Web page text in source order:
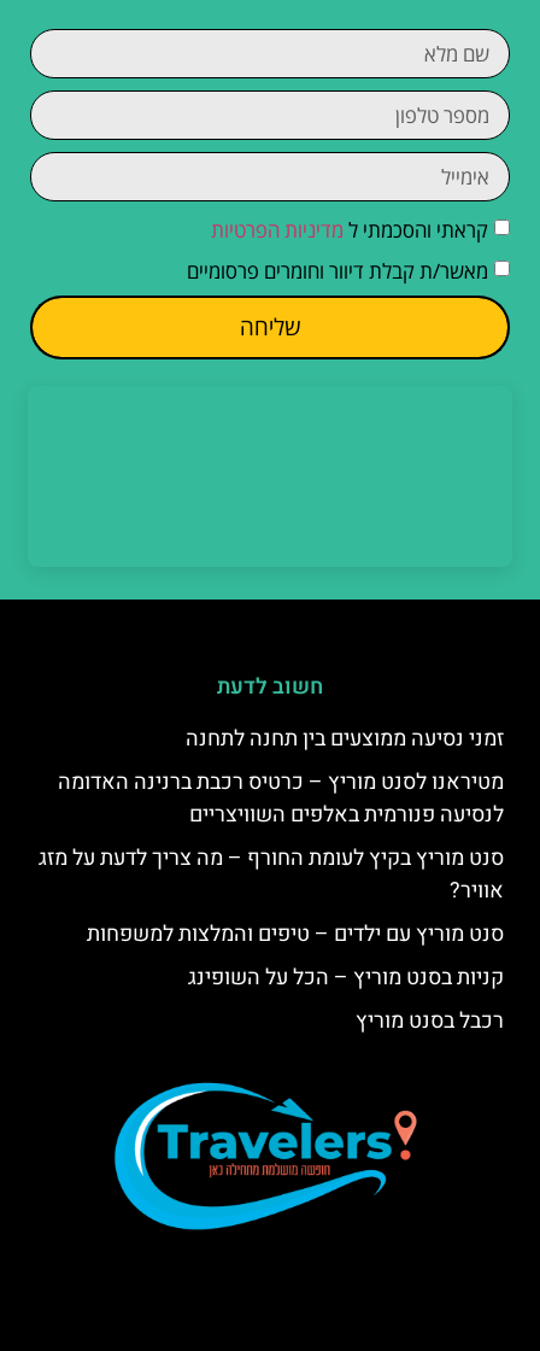
קראתי והסכמתי ל מדיניות הפרטיות
מאשר/ת קבלת דיוור וחומרים פרסומיים
שליחה
חשוב לדעת
זמני נסיעה ממוצעים בין תחנה לתחנה
מטיראנו לסנט מוריץ – כרטיס רכבת ברנינה האדומה
לנסיעה פנורמית באלפים השוויצריים
סנט מוריץ בקיץ לעומת החורף – מה צריך לדעת על מזג
אוויר?
סנט מוריץ עם ילדים – טיפים והמלצות למשפחות
קניות בסנט מוריץ – הכל על השופינג
רכבל בסנט מוריץ